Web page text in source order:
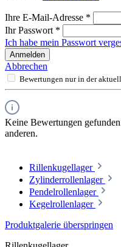
Ihre E-Mail-Adresse *
Ihr Passwort *
Ich habe mein Passwort
Anmelden
Abbrechen
Bewertungen nur in der
Keine Bewertungen
anderen.
Rillenkugellager
Zylinderrollenlager
Pendelrollenlager
Kegelrollenlager
Produktgalerie überspringen